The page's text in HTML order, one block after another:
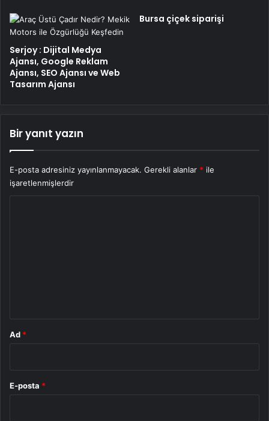
Serjoy : Dijital Medya
Ajansı, Google Reklam
Ajansı, SEO Ajansı ve Web
Tasarım Ajansı
Bursa çiçek siparişi
Bir yanıt yazın
E-posta adresiniz yayınlanmayacak. Gerekli alanlar * ile
işaretlenmişlerdir
Ad *
E-posta *